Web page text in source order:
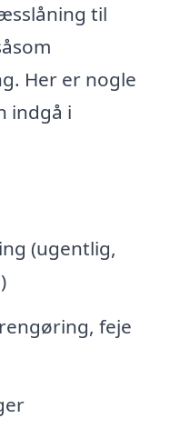
til
Her er nogle
indgå i
(ugentlig,
feje